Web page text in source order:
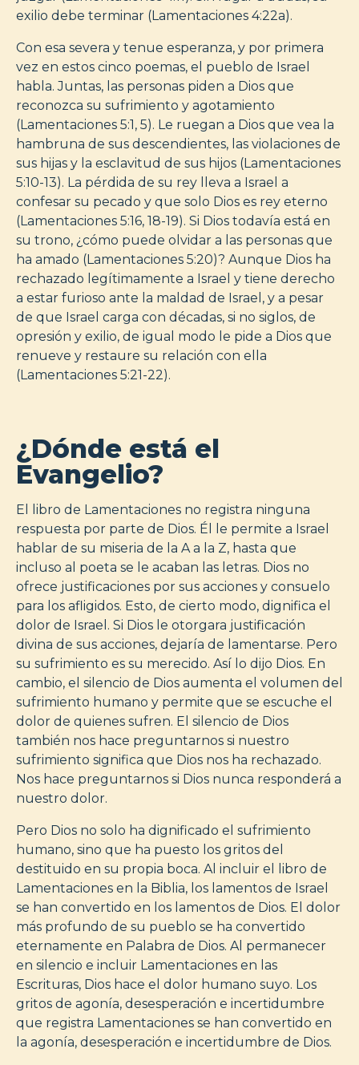
exilio debe terminar (Lamentaciones 4:22a).
Con esa severa y tenue esperanza, y por primera
vez en estos cinco poemas, el pueblo de Israel
habla. Juntas, las personas piden a Dios que
reconozca su sufrimiento y agotamiento
(Lamentaciones 5:1, 5). Le ruegan a Dios que vea la
hambruna de sus descendientes, las violaciones de
sus hijas y la esclavitud de sus hijos (Lamentaciones
5:10-13). La pérdida de su rey lleva a Israel a
confesar su pecado y que solo Dios es rey eterno
(Lamentaciones 5:16, 18-19). Si Dios todavía está en
su trono, ¿cómo puede olvidar a las personas que
ha amado (Lamentaciones 5:20)? Aunque Dios ha
rechazado legítimamente a Israel y tiene derecho
a estar furioso ante la maldad de Israel, y a pesar
de que Israel carga con décadas, si no siglos, de
opresión y exilio, de igual modo le pide a Dios que
renueve y restaure su relación con ella
(Lamentaciones 5:21-22).
¿Dónde está el
Evangelio?
El libro de Lamentaciones no registra ninguna
respuesta por parte de Dios. Él le permite a Israel
hablar de su miseria de la A a la Z, hasta que
incluso al poeta se le acaban las letras. Dios no
ofrece justificaciones por sus acciones y consuelo
para los afligidos. Esto, de cierto modo, dignifica el
dolor de Israel. Si Dios le otorgara justificación
divina de sus acciones, dejaría de lamentarse. Pero
su sufrimiento es su merecido. Así lo dijo Dios. En
cambio, el silencio de Dios aumenta el volumen del
sufrimiento humano y permite que se escuche el
dolor de quienes sufren. El silencio de Dios
también nos hace preguntarnos si nuestro
sufrimiento significa que Dios nos ha rechazado.
Nos hace preguntarnos si Dios nunca responderá a
nuestro dolor.
Pero Dios no solo ha dignificado el sufrimiento
humano, sino que ha puesto los gritos del
destituido en su propia boca. Al incluir el libro de
Lamentaciones en la Biblia, los lamentos de Israel
se han convertido en los lamentos de Dios. El dolor
más profundo de su pueblo se ha convertido
eternamente en Palabra de Dios. Al permanecer
en silencio e incluir Lamentaciones en las
Escrituras, Dios hace el dolor humano suyo. Los
gritos de agonía, desesperación e incertidumbre
que registra Lamentaciones se han convertido en
la agonía, desesperación e incertidumbre de Dios.